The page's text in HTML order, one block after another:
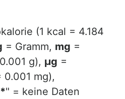
(1 kcal = 4.184
= Gramm, mg =
g), µg =
0.001 mg),
*" = keine Daten